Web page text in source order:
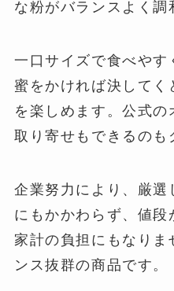
な粉がバランスよく調
一口サイズで食べや
蜜をかければ決してく
を楽しめます。公式
取り寄せもできるのも
企業努力により、厳選
にもかかわらず、値
家計の負担にもなり
ンス抜群の商品です。